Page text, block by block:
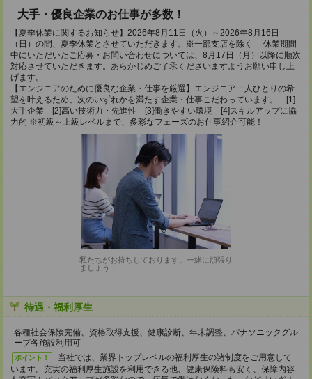
大手・優良企業のお仕事が多数！
【夏季休業に関するお知らせ】2026年8月11日（火）～2026年8月16日
（日）の間、夏季休業とさせていただきます。※一部支店を除く 休業期間
中にいただいたご応募・お問い合わせについては、8月17日（月）以降に順次
対応させていただきます。あらかじめご了承くださいますようお願い申し上
げます。
【エンジニアのために優良な企業・仕事を厳選】エンジニア一人ひとりの希
望を叶えるため、次のいずれかを満たす企業・仕事こだわっています。 [1]
大手企業 [2]高い技術力・先進性 [3]働きやすい環境 [4]スキルアップに協
力的 ※初級～上級レベルまで、多彩なフェーズのお仕事紹介可能！
私たちがお待ちしております。一緒に頑張り
ましょう！
待遇・福利厚生
各種社会保険完備、資格取得支援、健康診断、年末調整、パナソニックグル
ープ各施設利用可
ポイント！
当社では、業界トップレベルの福利厚生の諸制度をご用意して
います。充実の福利厚生施設を利用できる他、健康保険料も安く、保障内容